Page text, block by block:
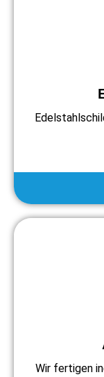
Wir fertigen